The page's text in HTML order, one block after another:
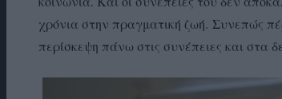
χρόνια στην πραγματική ζωή. Συνεπώς
περίσκεψη πάνω στις συνέπειες και στα